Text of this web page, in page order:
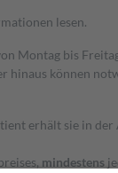
lesen.
Montag bis
können
erhält sie in
mindestens